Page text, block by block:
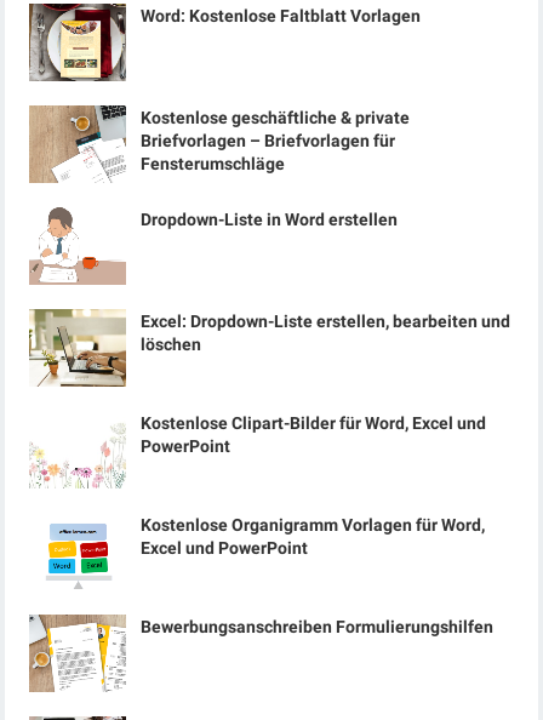
Word: Kostenlose Faltblatt Vorlagen
Kostenlose geschäftliche & private
Briefvorlagen – Briefvorlagen für
Fensterumschläge
Dropdown-Liste in Word erstellen
Excel: Dropdown-Liste erstellen, bearbeiten und
löschen
Kostenlose Clipart-Bilder für Word, Excel und
PowerPoint
Kostenlose Organigramm Vorlagen für Word,
Excel und PowerPoint
Bewerbungsanschreiben Formulierungshilfen